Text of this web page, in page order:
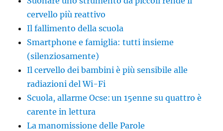
cervello più reattivo
Il fallimento della scuola
Smartphone e famiglia: tutti insieme
(silenziosamente)
Il cervello dei bambini è più sensibile alle
radiazioni del Wi-Fi
Scuola, allarme Ocse: un 15enne su quattro è
carente in lettura
La manomissione delle Parole